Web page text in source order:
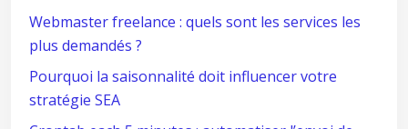
Webmaster freelance : quels sont les services les
plus demandés ?
Pourquoi la saisonnalité doit influencer votre
stratégie SEA